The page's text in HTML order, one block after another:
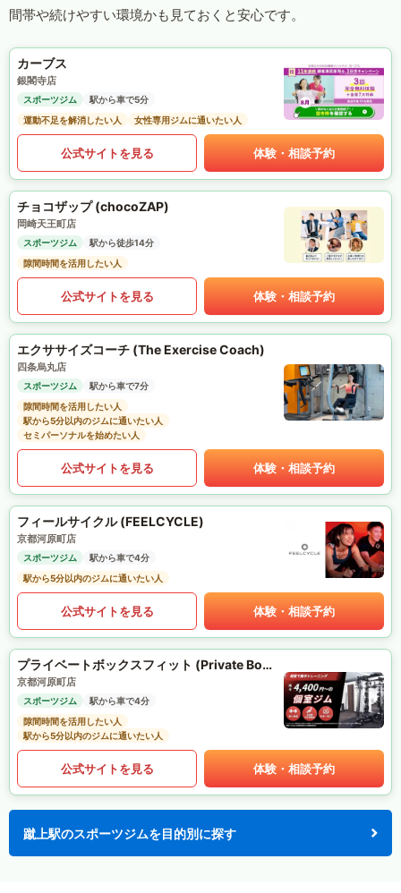
間帯や続けやすい環境かも見ておくと安心です。
カーブス
銀閣寺店
スポーツジム
駅から車で5分
運動不足を解消したい人
女性専用ジムに通いたい人
公式サイトを見る 体験・相談予約
チョコザップ (chocoZAP)
岡崎天王町店
スポーツジム
駅から徒歩14分
隙間時間を活用したい人
公式サイトを見る 体験・相談予約
エクササイズコーチ (The Exercise Coach)
四条烏丸店
スポーツジム
駅から車で7分
隙間時間を活用したい人
駅から5分以内のジムに通いたい人
セミパーソナルを始めたい人
公式サイトを見る 体験・相談予約
フィールサイクル (FEELCYCLE)
京都河原町店
スポーツジム
駅から車で4分
駅から5分以内のジムに通いたい人
公式サイトを見る 体験・相談予約
プライベートボックスフィット (Private Box Fit)
京都河原町店
スポーツジム
駅から車で4分
隙間時間を活用したい人
駅から5分以内のジムに通いたい人
公式サイトを見る 体験・相談予約
蹴上駅のスポーツジムを目的別に探す